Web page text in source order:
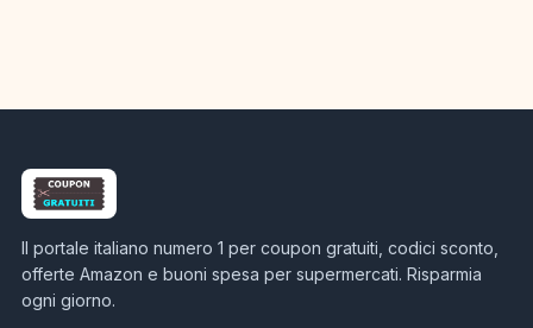
Il portale italiano numero 1 per coupon gratuiti, codici sconto,
offerte Amazon e buoni spesa per supermercati. Risparmia
ogni giorno.